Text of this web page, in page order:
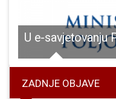
ZADNJE OBJAVE